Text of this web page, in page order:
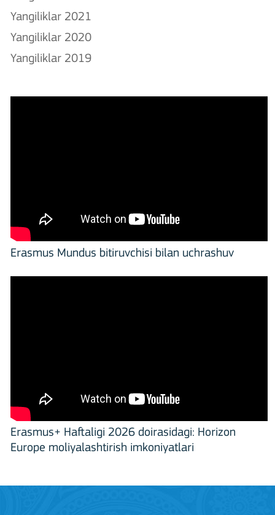
Yangiliklar 2021
Yangiliklar 2020
Yangiliklar 2019
Erasmus Mundus bitiruvchisi bilan uchrashuv
Erasmus+ Haftaligi 2026 doirasidagi: Horizon
Europe moliyalashtirish imkoniyatlari